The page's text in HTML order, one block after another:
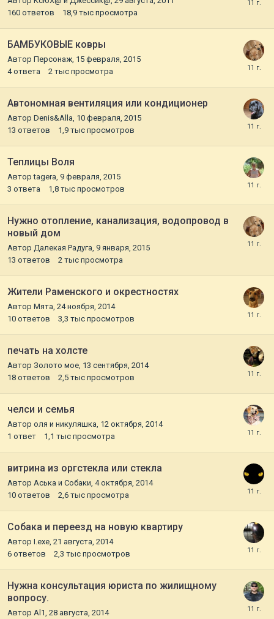
160 ответов 18,9 тыс просмотра
БАМБУКОВЫЕ ковры
Автор Персонаж 15 февраля, 2015
4 ответа 2 тыс просмотра
Автономная вентиляция или кондиционер
Автор Denis&Alla 10 февраля, 2015
13 ответов 1,9 тыс просмотров
Теплицы Воля
Авторtagera 9 февраля, 2015
3 ответа 1,8 тыс просмотров
Нужно отопление, канализация, водопровод в
новый дом
Автор Далекая Радуга 9 января, 2015
13 ответов 2 тыс просмотра
Жители Раменского и окрестностях
Автор Мята 24 ноября, 2014
10 ответов 3,3 тыс просмотров
печать на холсте
Автор Золото мое 13 сентября, 2014
18 ответов 2,5 тыс просмотров
челси и семья
Автор оля и никуляшка 12 октября, 2014
1 ответ 1,1 тыс просмотра
витрина из оргстекла или стекла
Автор Аська и Собаки 4 октября, 2014
10 ответов 2,6 тыс просмотра
Собака и переезд на новую квартиру
Автор I.exe 21 августа, 2014
6 ответов 2,3 тыс просмотров
Нужна консультация юриста по жилищному
вопросу.
Автор Al1 28 августа, 2014